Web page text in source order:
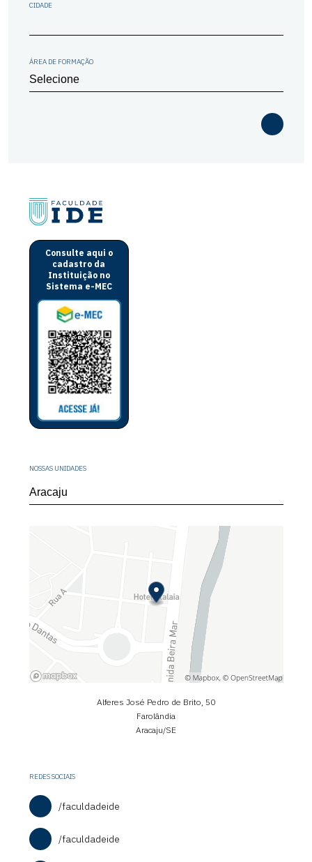
CIDADE
ÁREA DE FORMAÇÃO
Consulte aqui o
cadastro da
Instituição no
Sistema e-MEC
NOSSAS UNIDADES
Alferes José Pedro de Brito, 50
Farolândia
Aracaju/SE
REDES SOCIAIS
/faculdadeide
/faculdadeide